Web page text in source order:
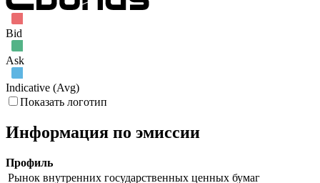
Bid
Ask
Indicative (Avg)
Показать логотип
Информация по эмиссии
Профиль
Рынок внутренних государственных ценных бумаг